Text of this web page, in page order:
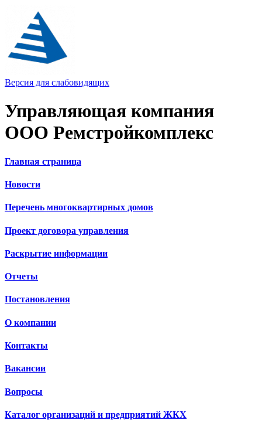
Версия для слабовидящих
Управляющая компания
ООО Ремстройкомплекс
Главная страница
Новости
Перечень многоквартирных домов
Проект договора управления
Раскрытие информации
Отчеты
Постановления
О компании
Контакты
Вакансии
Вопросы
Каталог организаций и предприятий ЖКХ